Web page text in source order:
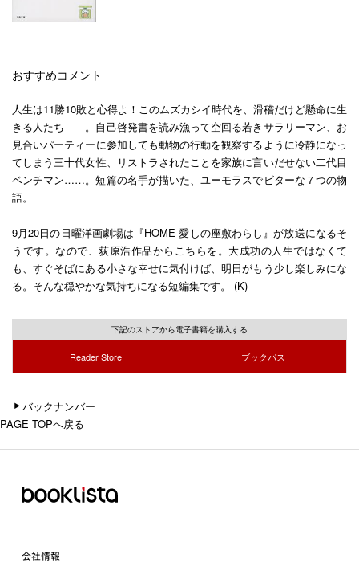
おすすめコメント
人生は11勝10敗と心得よ！このムズカシイ時代を、滑稽だけど懸命に生
きる人たち――。自己啓発書を読み漁って空回る若きサラリーマン、お
見合いパーティーに参加しても動物の行動を観察するように冷静になっ
てしまう三十代女性、リストラされたことを家族に言いだせない二代目
ベンチマン……。短篇の名手が描いた、ユーモラスでビターな７つの物
語。
9月20日の日曜洋画劇場は『HOME 愛しの座敷わらし』が放送になるそ
うです。なので、荻原浩作品からこちらを。大成功の人生ではなくて
も、すぐそばにある小さな幸せに気付けば、明日がもう少し楽しみにな
る。そんな穏やかな気持ちになる短編集です。 (K)
下記のストアから電子書籍を購入する
Reader Store ブックパス
バックナンバー
PAGE TOPへ戻る
会社情報